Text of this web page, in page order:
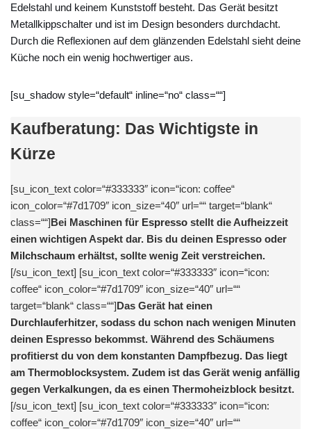
Edelstahl und keinem Kunststoff besteht. Das Gerät besitzt
Metallkippschalter und ist im Design besonders durchdacht.
Durch die Reflexionen auf dem glänzenden Edelstahl sieht deine
Küche noch ein wenig hochwertiger aus.
[su_shadow style=“default“ inline=“no“ class=““]
Kaufberatung: Das Wichtigste in
Kürze
[su_icon_text color=“#333333″ icon=“icon: coffee“
icon_color=“#7d1709″ icon_size=“40″ url=““ target=“blank“
class=““]Bei Maschinen für Espresso stellt die Aufheizzeit
einen wichtigen Aspekt dar. Bis du deinen Espresso oder
Milchschaum erhältst, sollte wenig Zeit verstreichen.
[/su_icon_text] [su_icon_text color=“#333333″ icon=“icon:
coffee“ icon_color=“#7d1709″ icon_size=“40″ url=““
target=“blank“ class=““]Das Gerät hat einen
Durchlauferhitzer, sodass du schon nach wenigen Minuten
deinen Espresso bekommst. Während des Schäumens
profitierst du von dem konstanten Dampfbezug. Das liegt
am Thermoblocksystem. Zudem ist das Gerät wenig anfällig
gegen Verkalkungen, da es einen Thermoheizblock besitzt.
[/su_icon_text] [su_icon_text color=“#333333″ icon=“icon:
coffee“ icon_color=“#7d1709″ icon_size=“40″ url=““